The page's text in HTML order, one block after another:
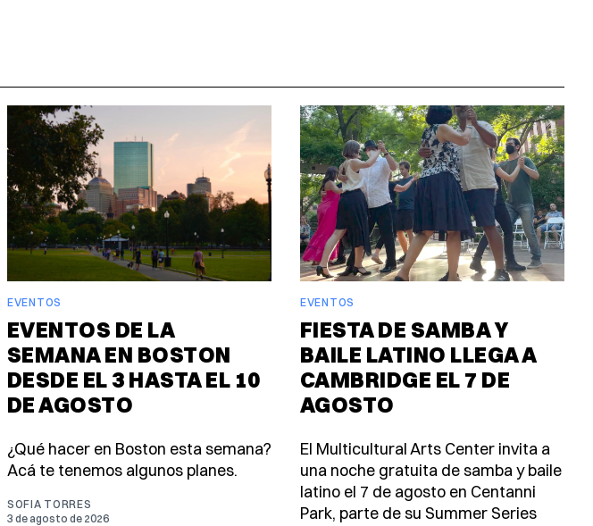
EVENTOS
EVENTOS DE LA
SEMANA EN BOSTON
DESDE EL 3 HASTA EL 10
DE AGOSTO
¿Qué hacer en Boston esta semana?
Acá te tenemos algunos planes.
SOFIA TORRES
3 de agosto de 2026
EVENTOS
FIESTA DE SAMBA Y
BAILE LATINO LLEGA A
CAMBRIDGE EL 7 DE
AGOSTO
El Multicultural Arts Center invita a
una noche gratuita de samba y baile
latino el 7 de agosto en Centanni
Park, parte de su Summer Series